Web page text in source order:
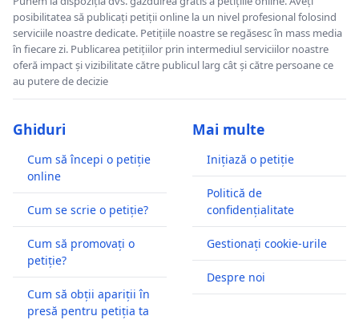
posibilitatea să publicați petiții online la un nivel profesional folosind
serviciile noastre dedicate. Petițiile noastre se regăsesc în mass media
în fiecare zi. Publicarea petițiilor prin intermediul serviciilor noastre
oferă impact și vizibilitate către publicul larg cât și către persoane ce
au putere de decizie
Ghiduri
Cum să începi o petiție
online
Cum se scrie o petiție?
Cum să promovați o
petiție?
Cum să obții apariții în
presă pentru petiția ta
Mai multe
Inițiază o petiție
Politică de
confidențialitate
Gestionați cookie-urile
Despre noi